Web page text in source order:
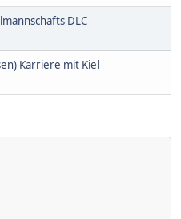
DLC
Karriere mit Kiel